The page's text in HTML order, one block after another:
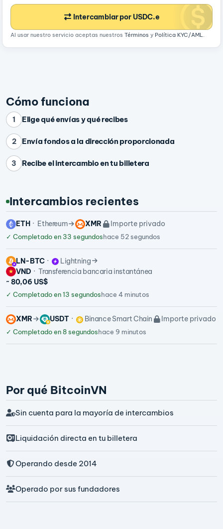
Intercambiar por USDC.e
Al usar nuestro servicio aceptas nuestros Términos y Política KYC/AML.
Cómo funciona
1 Elige qué envías y qué recibes
2 Envía fondos a la dirección proporcionada
3 Recibe el intercambio en tu billetera
Intercambios recientes
ETH Ethereum XMR Importe privado
✓ Completado en 33 segundoshace 52 segundos
LN-BTC
Lightning
VND
Transferencia bancaria instantánea
~ 80,06 US$
✓ Completado en 13 segundoshace 4 minutos
XMR USDT Binance Smart Chain Importe privado
✓ Completado en 8 segundoshace 9 minutos
Por qué BitcoinVN
Sin cuenta para la mayoría de intercambios
Liquidación directa en tu billetera
Operando desde 2014
Operado por sus fundadores